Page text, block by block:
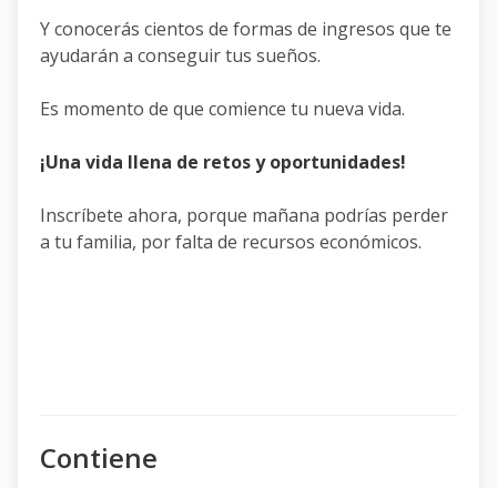
Y conocerás cientos de formas de ingresos que te
ayudarán a conseguir tus sueños.
Es momento de que comience tu nueva vida.
¡Una vida llena de retos y oportunidades!
Inscríbete ahora, porque mañana podrías perder
a tu familia, por falta de recursos económicos.
Contiene